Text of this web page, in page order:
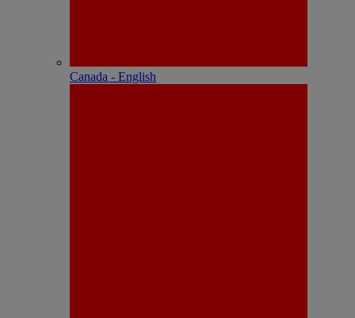
Canada - English